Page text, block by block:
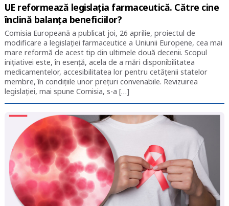
UE reformează legislația farmaceutică. Către cine
înclină balanța beneficiilor?
Comisia Europeană a publicat joi, 26 aprilie, proiectul de
modificare a legislației farmaceutice a Uniunii Europene, cea mai
mare reformă de acest tip din ultimele două decenii. Scopul
inițiativei este, în esență, acela de a mări disponibilitatea
medicamentelor, accesibilitatea lor pentru cetățenii statelor
membre, în condițiile unor prețuri convenabile. Revizuirea
legislației, mai spune Comisia, s-a […]